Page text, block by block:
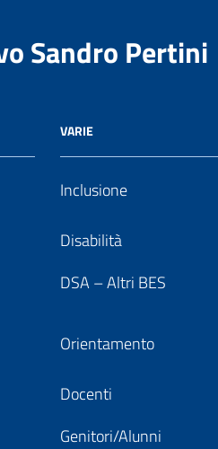
Sandro Pertini
VARIE
Inclusione
Disabilità
DSA – Altri BES
Orientamento
Docenti
Genitori/Alunni